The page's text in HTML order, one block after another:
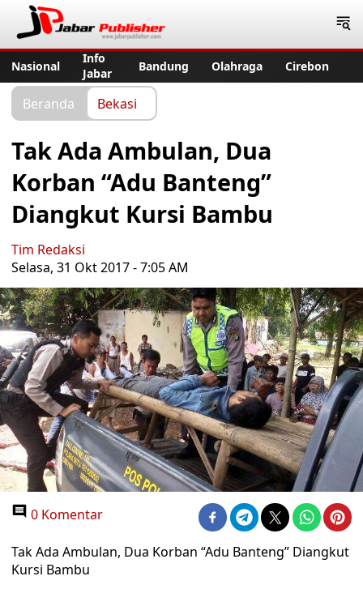
Nasional
Info
Jabar
Bandung Olahraga Cirebon
Beranda Bekasi
Tak Ada Ambulan, Dua
Korban “Adu Banteng”
Diangkut Kursi Bambu
Tim Redaksi
Selasa, 31 Okt 2017 - 7:05 AM
0 Komentar
Tak Ada Ambulan, Dua Korban “Adu Banteng” Diangkut
Kursi Bambu